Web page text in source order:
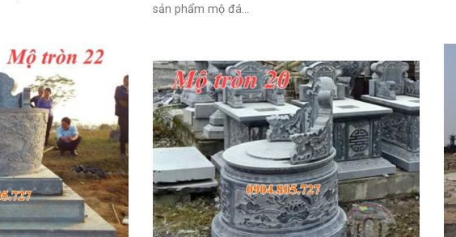
sản phẩm mộ đá...